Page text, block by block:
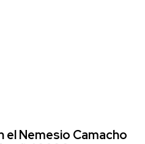
el Nemesio Camacho